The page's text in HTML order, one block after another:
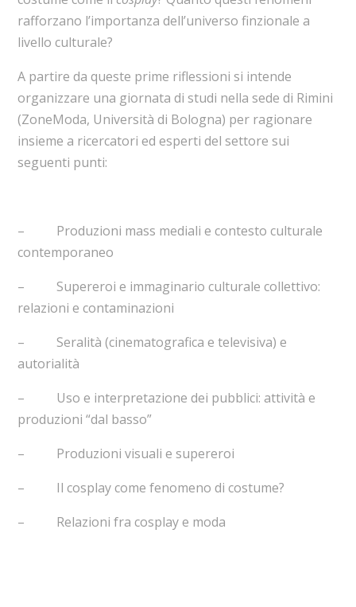
rafforzano l’importanza dell’universo finzionale a
livello culturale?
A partire da queste prime riflessioni si intende
organizzare una giornata di studi nella sede di Rimini
(ZoneModa, Università di Bologna) per ragionare
insieme a ricercatori ed esperti del settore sui
seguenti punti:
– Produzioni mass mediali e contesto culturale
contemporaneo
– Supereroi e immaginario culturale collettivo:
relazioni e contaminazioni
– Seralità (cinematografica e televisiva) e
autorialità
– Uso e interpretazione dei pubblici: attività e
produzioni “dal basso”
– Produzioni visuali e supereroi
– Il cosplay come fenomeno di costume?
– Relazioni fra cosplay e moda